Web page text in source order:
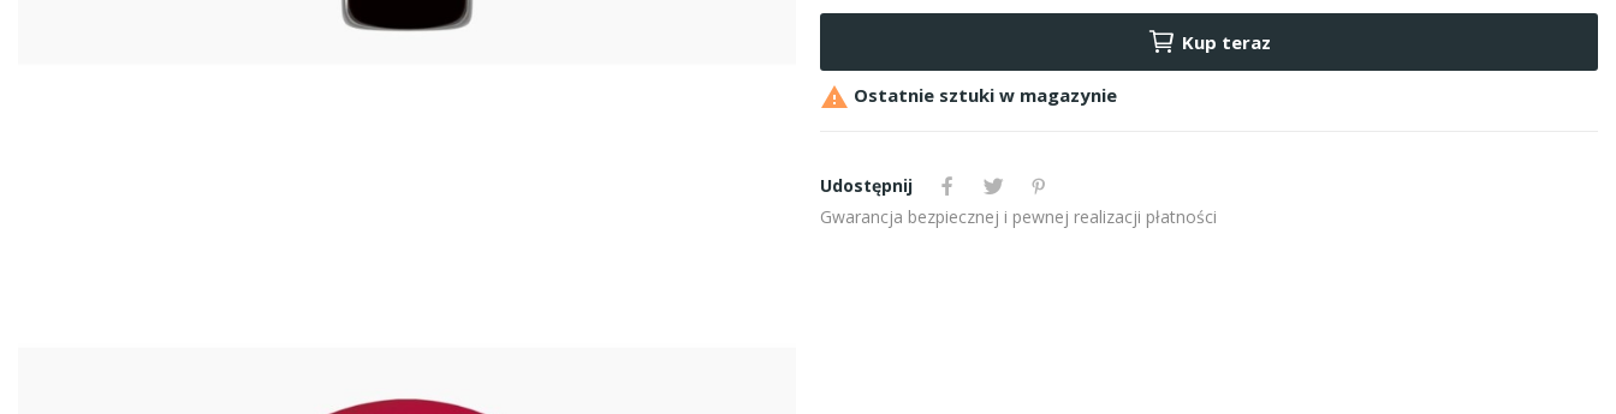
Kup teraz
 Ostatnie sztuki w magazynie
Udostępnij
Gwarancja bezpiecznej i pewnej realizacji płatności